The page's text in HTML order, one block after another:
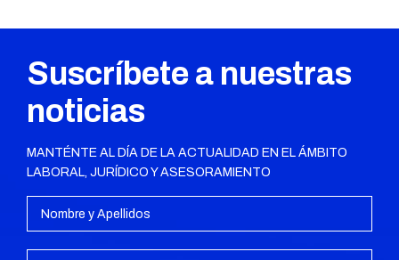
Suscríbete a nuestras
noticias
MANTÉNTE AL DÍA DE LA ACTUALIDAD EN EL ÁMBITO
LABORAL, JURÍDICO Y ASESORAMIENTO